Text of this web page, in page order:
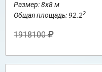
Размер: 8х8 м
Общая площадь: 92.22
1918100